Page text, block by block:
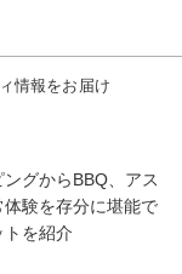
情報をお届け
グからBBQ、アス
験を存分に堪能で
トを紹介